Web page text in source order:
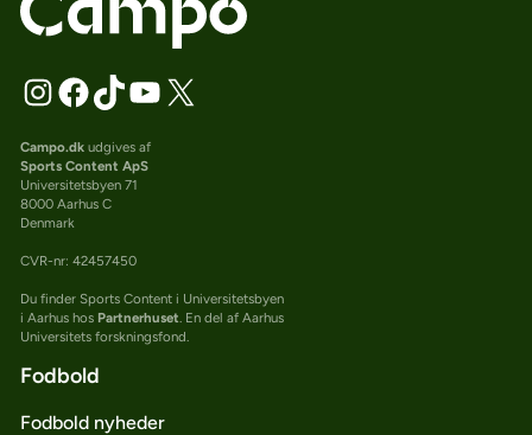
Campo.dkudgives af
Sports Content ApS
Universitetsbyen 71
8000 Aarhus C
Denmark
CVR-nr: 42457450
Du finder Sports Content i Universitetsbyen
i Aarhus hos Partnerhuset. En del af Aarhus
Universitets forskningsfond.
Fodbold
Fodbold nyheder